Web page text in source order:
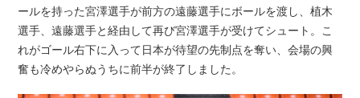
ールを持った宮澤選手が前方の遠藤選手にボールを渡し、植木
選手、遠藤選手と経由して再び宮澤選手が受けてシュート。こ
れがゴール右下に入って日本が待望の先制点を奪い、会場の興
奮も冷めやらぬうちに前半が終了しました。